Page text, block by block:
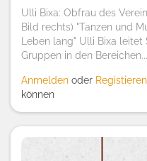
Ulli Bixa: Obfrau des
Bild rechts) "Tanzen und
Leben lang" Ulli Bixa
Gruppen in den Bereichen...
Anmelden oder Registieren
können